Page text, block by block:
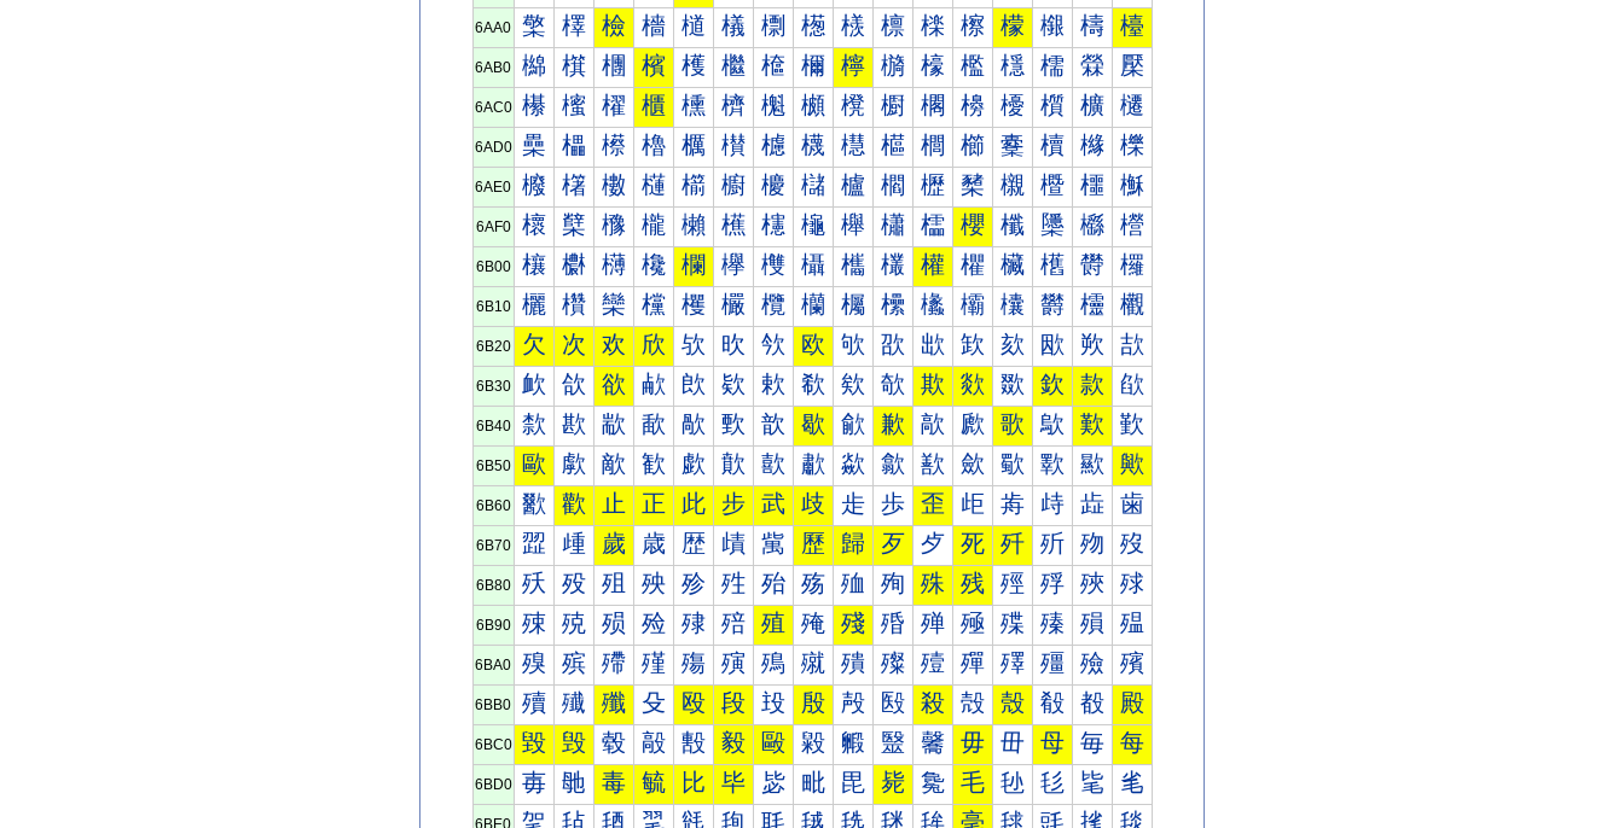
6AA0 檠 檡 檢 檣 檤 檥 檦 檧 檨 檩 檪 檫 檬 檭 檮 檯
6AB0 檰 檱 檲 檳 檴 檵 檶 檷 檸 檹 檺 檻 檼 檽 檾 檿
6AC0 櫀 櫁 櫂 櫃 櫄 櫅 櫆 櫇 櫈 櫉 櫊 櫋 櫌 櫍 櫎 櫏
6AD0 櫐 櫑 櫒 櫓 櫔 櫕 櫖 櫗 櫘 櫙 櫚 櫛 櫜 櫝 櫞 櫟
6AE0 櫠 櫡 櫢 櫣 櫤 櫥 櫦 櫧 櫨 櫩 櫪 櫫 櫬 櫭 櫮 櫯
6AF0 櫰 櫱 櫲 櫳 櫴 櫵 櫶 櫷 櫸 櫹 櫺 櫻 櫼 櫽 櫾 櫿
6B00 欀 欁 欂 欃 欄 欅 欆 欇 欈 欉 權 欋 欌 欍 欎 欏
6B10 欐 欑 欒 欓 欔 欕 欖 欗 欘 欙 欚 欛 欜 欝 欞 欟
6B20 欠 次 欢 欣 欤 欥 欦 欧 欨 欩 欪 欫 欬 欭 欮 欯
6B30 欰 欱 欲 欳 欴 欵 欶 欷 欸 欹 欺 欻 欼 欽 款 欿
6B40 歀 歁 歂 歃 歄 歅 歆 歇 歈 歉 歊 歋 歌 歍 歎 歏
6B50 歐 歑 歒 歓 歔 歕 歖 歗 歘 歙 歚 歛 歜 歝 歞 歟
6B60 歠 歡 止 正 此 步 武 歧 歨 歩 歪 歫 歬 歭 歮 歯
6B70 歰 歱 歲 歳 歴 歵 歶 歷 歸 歹 歺 死 歼 歽 歾 歿
6B80 殀 殁 殂 殃 殄 殅 殆 殇 殈 殉 殊 残 殌 殍 殎 殏
6B90 殐 殑 殒 殓 殔 殕 殖 殗 殘 殙 殚 殛 殜 殝 殞 殟
6BA0 殠 殡 殢 殣 殤 殥 殦 殧 殨 殩 殪 殫 殬 殭 殮 殯
6BB0 殰 殱 殲 殳 殴 段 殶 殷 殸 殹 殺 殻 殼 殽 殾 殿
6BC0 毀 毁 毂 毃 毄 毅 毆 毇 毈 毉 毊 毋 毌 母 毎 每
6BD0 毐 毑 毒 毓 比 毕 毖 毗 毘 毙 毚 毛 毜 毝 毞 毟
6BE0 毠 毡 毢 毣 毤 毥 毦 毧 毨 毩 毪 毫 毬 毭 毮 毯